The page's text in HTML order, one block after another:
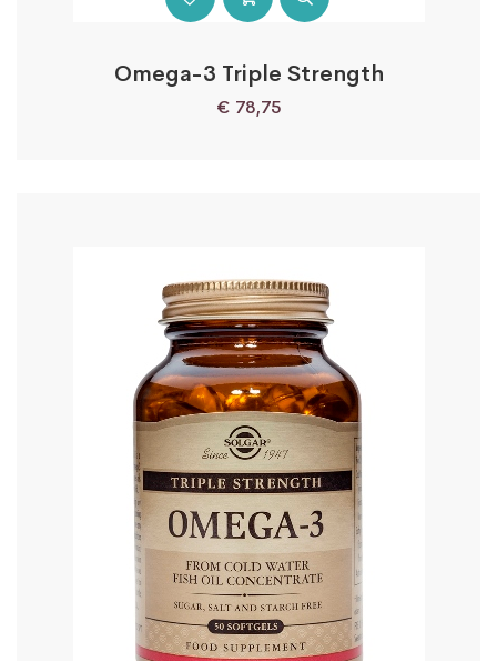
Omega-3 Triple Strength
€ 78,75